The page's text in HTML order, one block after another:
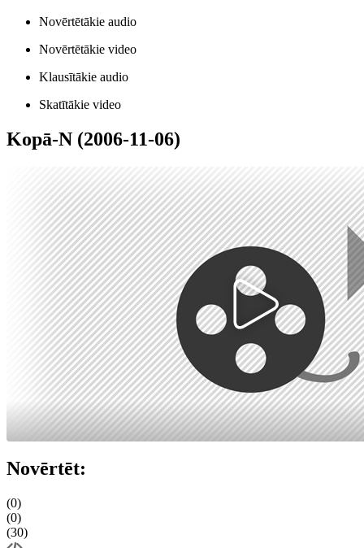
Novērtētākie audio
Novērtētākie video
Klausītākie audio
Skatītākie video
Kopā-N (2006-11-06)
Novērtēt:
(0)
(0)
(30)